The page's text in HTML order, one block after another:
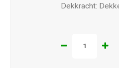
Dekkracht: